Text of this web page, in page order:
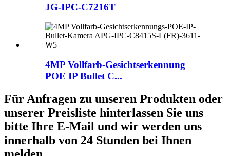
JG-IPC-C7216T
4MP Vollfarb-Gesichtserkennung
POE IP Bullet C...
Für Anfragen zu unseren Produkten oder
unserer Preisliste hinterlassen Sie uns
bitte Ihre E-Mail und wir werden uns
innerhalb von 24 Stunden bei Ihnen